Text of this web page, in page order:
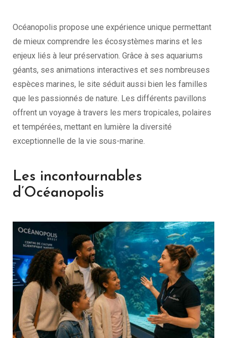
Océanopolis propose une expérience unique permettant
de mieux comprendre les écosystèmes marins et les
enjeux liés à leur préservation. Grâce à ses aquariums
géants, ses animations interactives et ses nombreuses
espèces marines, le site séduit aussi bien les familles
que les passionnés de nature. Les différents pavillons
offrent un voyage à travers les mers tropicales, polaires
et tempérées, mettant en lumière la diversité
exceptionnelle de la vie sous-marine.
Les incontournables
d’Océanopolis